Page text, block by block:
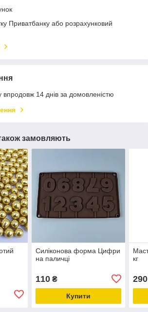
Приватбанку або розрахунковий
14 днів за домовленістю
замовляють
Силіконова форма Цифри
на паличці
110₴
Купити
кг
290